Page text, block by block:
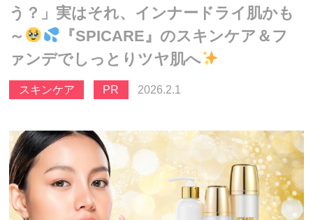
う？」実はそれ、インナードライ肌かも
～
『SPICARE』のスキンケア＆フ
ァンデでしっとりツヤ肌へ
スキンケア PR 2026.2.1